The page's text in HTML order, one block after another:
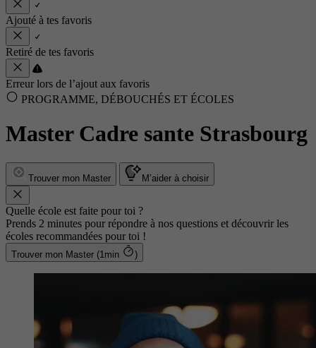
Ajouté à tes favoris
Retiré de tes favoris
Erreur lors de l’ajout aux favoris
PROGRAMME, DÉBOUCHÉS ET ÉCOLES
Master Cadre sante Strasbourg
Trouver mon Master M’aider à choisir
Quelle école est faite pour toi ?
Prends 2 minutes pour répondre à nos questions et découvrir les
écoles recommandées pour toi !
Trouver mon Master (1min )